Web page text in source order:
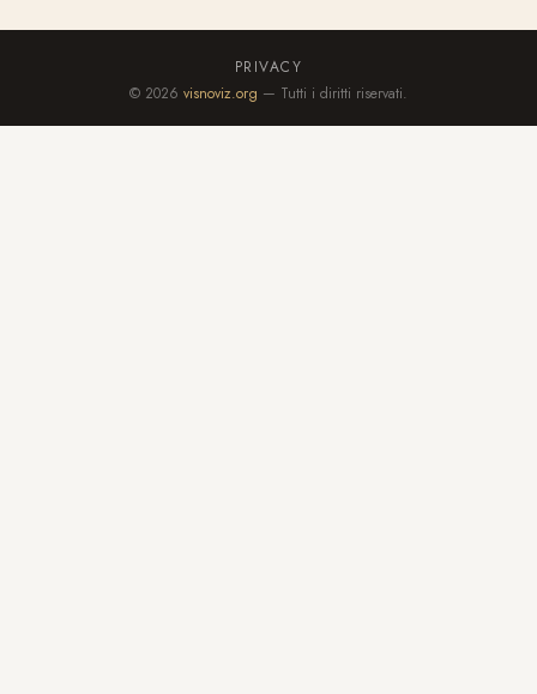
PRIVACY
© 2026 visnoviz.org — Tutti i diritti riservati.